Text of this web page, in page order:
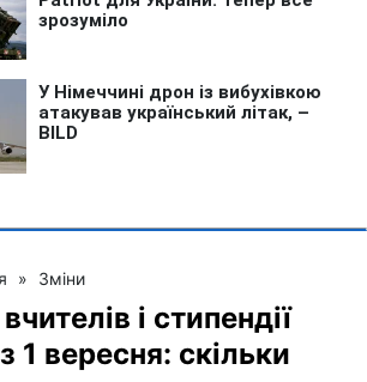
» Зміни
і стипендії
1 вересня: скільки